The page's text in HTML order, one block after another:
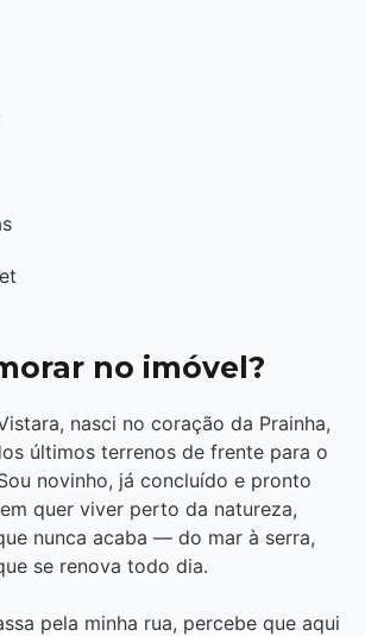
no imóvel?
nasci no coração da Prainha,
últimos terrenos de frente para o
novinho, já concluído e pronto
quer viver perto da natureza,
nunca acaba — do mar à serra,
se renova todo dia.
pela minha rua, percebe que aqui